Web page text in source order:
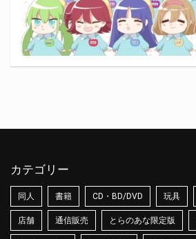
カテゴリー
同人 書籍 CD・BD/DVD 玩具
店舗 通信販売 とらのあな限定版